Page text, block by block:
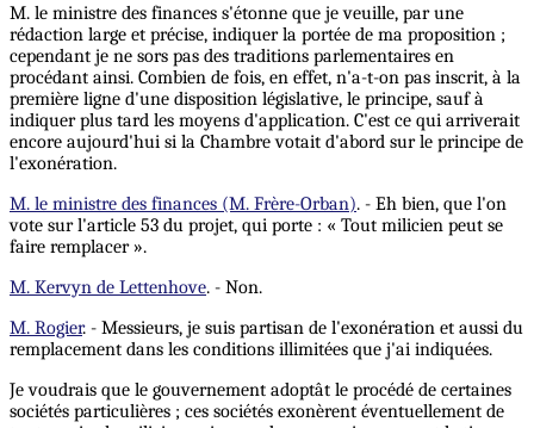
M. le ministre des finances s'étonne que je veuille, par une
rédaction large et précise, indiquer la portée de ma proposition ;
cependant je ne sors pas des traditions parlementaires en
procédant ainsi. Combien de fois, en effet, n'a-t-on pas inscrit, à la
première ligne d'une disposition législative, le principe, sauf à
indiquer plus tard les moyens d'application. C'est ce qui arriverait
encore aujourd'hui si la Chambre votait d'abord sur le principe de
l'exonération.
M. le ministre des finances (M. Frère-Orban). - Eh bien, que l'on
vote sur l'article 53 du projet, qui porte : « Tout milicien peut se
faire remplacer ».
M. Kervyn de Lettenhove. - Non.
M. Rogier. - Messieurs, je suis partisan de l'exonération et aussi du
remplacement dans les conditions illimitées que j'ai indiquées.
Je voudrais que le gouvernement adoptât le procédé de certaines
sociétés particulières ; ces sociétés exonèrent éventuellement de